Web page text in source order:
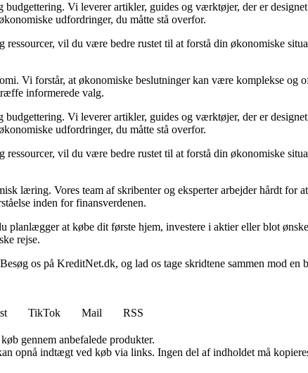
Vi leverer artikler, guides og værktøjer, der er
udfordringer, du måtte stå overfor.
vil du være bedre rustet til at forstå din økonomiske
Vi forstår, at økonomiske beslutninger kan være komplekse og
informerede valg.
Vi leverer artikler, guides og værktøjer, der er
udfordringer, du måtte stå overfor.
vil du være bedre rustet til at forstå din økonomiske
læring. Vores team af skribenter og eksperter arbejder hårdt for
inden for finansverdenen.
at købe dit første hjem, investere i aktier eller blot
rejse.
os på KreditNet.dk, og lad os tage skridtene sammen mod
TikTok Mail
RSS
gennem anbefalede produkter.
opnå indtægt ved køb via links. Ingen del af indholdet må